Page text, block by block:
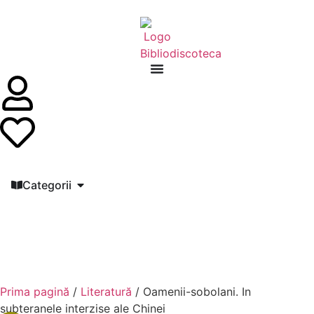
Categorii
Prima pagină / Literatură / Oamenii-sobolani. In
subteranele interzise ale Chinei